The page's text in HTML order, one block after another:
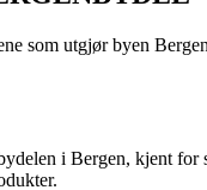
som utgjør byen
i Bergen, kjent